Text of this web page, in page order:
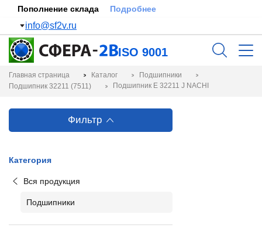
Пополнение склада Подробнее
info@sf2v.ru
ISO 9001
Главная страница Каталог
Подшипники
Подшипник 32211 (7511)
Подшипник E 32211 J NACHI
Фильтр
Категория
Вся продукция
Подшипники